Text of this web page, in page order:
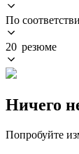
По
20 резюме
Ничего
Попробуйте